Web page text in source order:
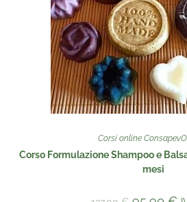
Corsi online
Corso Formulazione Shampoo e
mesi